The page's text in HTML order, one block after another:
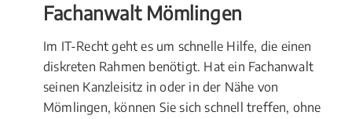
Fachanwalt Mömlingen
Im IT-Recht geht es um schnelle Hilfe, die einen
diskreten Rahmen benötigt. Hat ein Fachanwalt
seinen Kanzleisitz in oder in der Nähe von
Mömlingen, können Sie sich schnell treffen, ohne